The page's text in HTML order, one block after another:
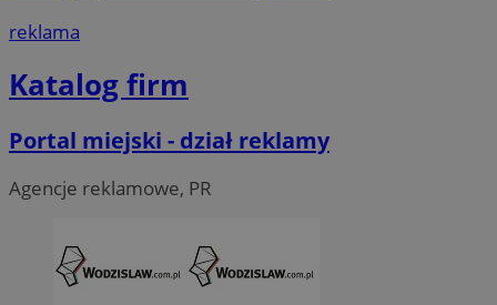
reklama
Katalog firm
Portal miejski - dział reklamy
Agencje reklamowe, PR